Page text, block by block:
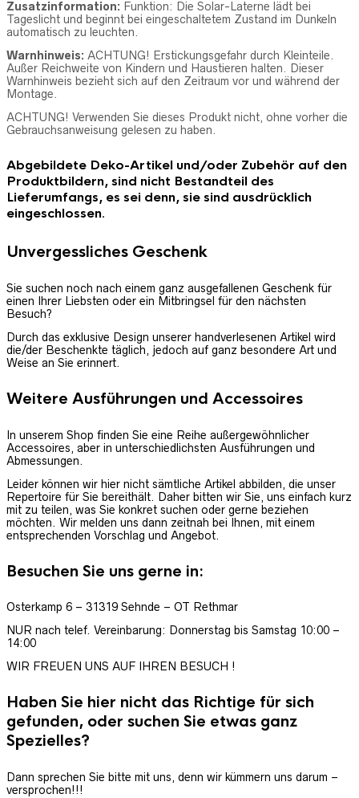
Zusatzinformation: Funktion: Die Solar-Laterne lädt bei
Tageslicht und beginnt bei eingeschaltetem Zustand im Dunkeln
automatisch zu leuchten.
Warnhinweis: ACHTUNG! Erstickungsgefahr durch Kleinteile.
Außer Reichweite von Kindern und Haustieren halten. Dieser
Warnhinweis bezieht sich auf den Zeitraum vor und während der
Montage.
ACHTUNG! Verwenden Sie dieses Produkt nicht, ohne vorher die
Gebrauchsanweisung gelesen zu haben.
Abgebildete Deko-Artikel und/oder Zubehör auf den
Produktbildern, sind nicht Bestandteil des
Lieferumfangs, es sei denn, sie sind ausdrücklich
eingeschlossen.
Unvergessliches Geschenk
Sie suchen noch nach einem ganz ausgefallenen Geschenk für
einen Ihrer Liebsten oder ein Mitbringsel für den nächsten
Besuch?
Durch das exklusive Design unserer handverlesenen Artikel wird
die/der Beschenkte täglich, jedoch auf ganz besondere Art und
Weise an Sie erinnert.
Weitere Ausführungen und Accessoires
In unserem Shop finden Sie eine Reihe außergewöhnlicher
Accessoires, aber in unterschiedlichsten Ausführungen und
Abmessungen.
Leider können wir hier nicht sämtliche Artikel abbilden, die unser
Repertoire für Sie bereithält. Daher bitten wir Sie, uns einfach kurz
mit zu teilen, was Sie konkret suchen oder gerne beziehen
möchten. Wir melden uns dann zeitnah bei Ihnen, mit einem
entsprechenden Vorschlag und Angebot.
Besuchen Sie uns gerne in:
Osterkamp 6 – 31319 Sehnde – OT Rethmar
NUR nach telef. Vereinbarung: Donnerstag bis Samstag 10:00 –
14:00
WIR FREUEN UNS AUF IHREN BESUCH !
Haben Sie hier nicht das Richtige für sich
gefunden, oder suchen Sie etwas ganz
Spezielles?
Dann sprechen Sie bitte mit uns, denn wir kümmern uns darum –
versprochen!!!